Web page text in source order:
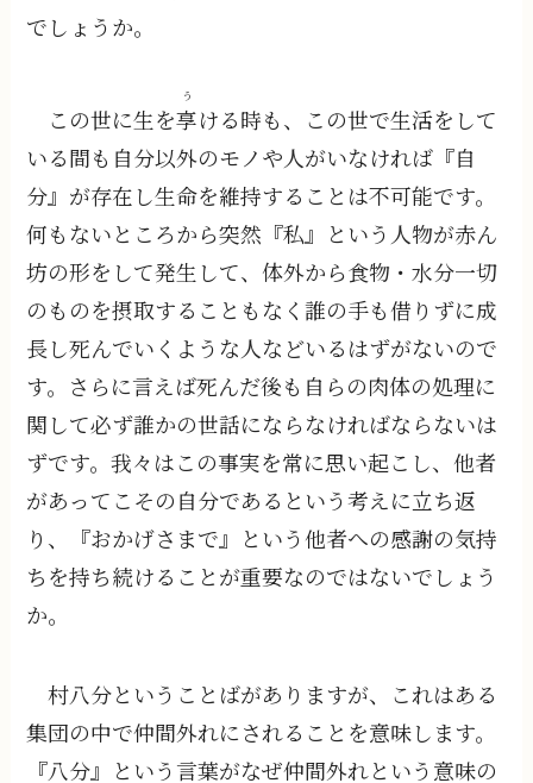
でしょうか。
この世に生を享
う
ける時も、この世で生活をして
いる間も自分以外のモノや人がいなければ『自
分』が存在し生命を維持することは不可能です。
何もないところから突然『私』という人物が赤ん
坊の形をして発生して、体外から食物・水分一切
のものを摂取することもなく誰の手も借りずに成
長し死んでいくような人などいるはずがないので
す。さらに言えば死んだ後も自らの肉体の処理に
関して必ず誰かの世話にならなければならないは
ずです。我々はこの事実を常に思い起こし、他者
があってこその自分であるという考えに立ち返
り、『おかげさまで』という他者への感謝の気持
ちを持ち続けることが重要なのではないでしょう
か。
村八分ということばがありますが、これはある
集団の中で仲間外れにされることを意味します。
『八分』という言葉がなぜ仲間外れという意味の